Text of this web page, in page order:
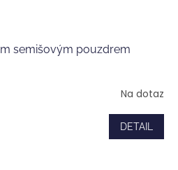
semišovým pouzdrem
Na dotaz
DETAIL